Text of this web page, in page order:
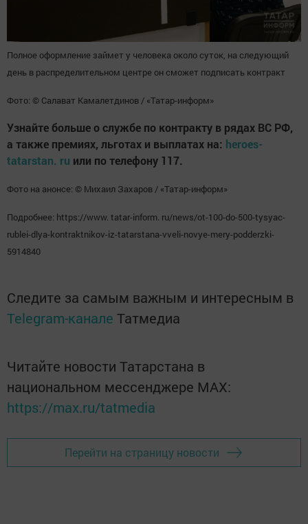
Полное оформление займет у человека около суток, на следующий
день в распределительном центре он сможет подписать контракт
Фото: © Салават Камалетдинов / «Татар-информ»
Узнайте больше о службе по контракту в рядах ВС РФ,
а также премиях, льготах и выплатах на: heroes-
tatarstan. ru или по телефону 117.
Фото на анонсе: © Михаил Захаров / «Татар-информ»
Подробнее: https://www. tatar-inform. ru/news/ot-100-do-500-tysyac-
rublei-dlya-kontraktnikov-iz-tatarstana-vveli-novye-mery-podderzki-
5914840
Следите за самым важным и интересным в
Telegram-канале Татмедиа
Читайте новости Татарстана в
национальном мессенджере MАХ:
https://max.ru/tatmedia
Перейти на страницу новости